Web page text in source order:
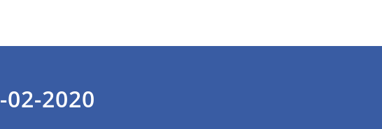
2020